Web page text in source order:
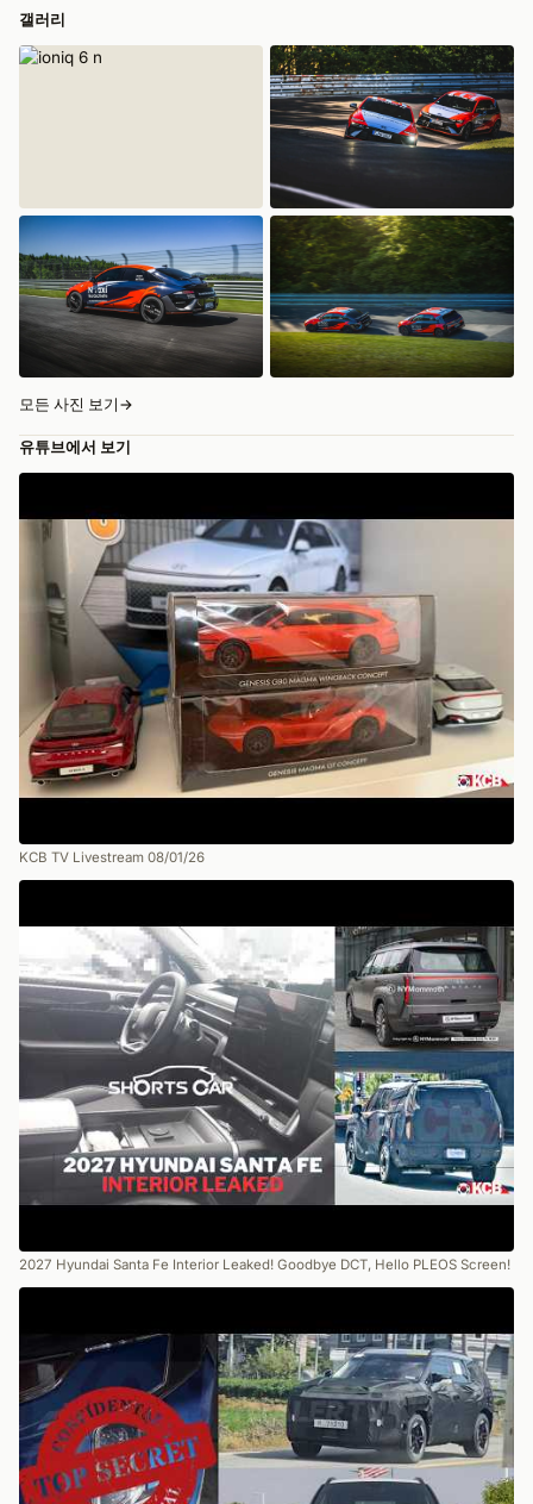
갤러리
모든 사진 보기 →
유튜브에서 보기
KCB TV Livestream 08/01/26
2027 Hyundai Santa Fe Interior Leaked! Goodbye DCT, Hello PLEOS Screen!